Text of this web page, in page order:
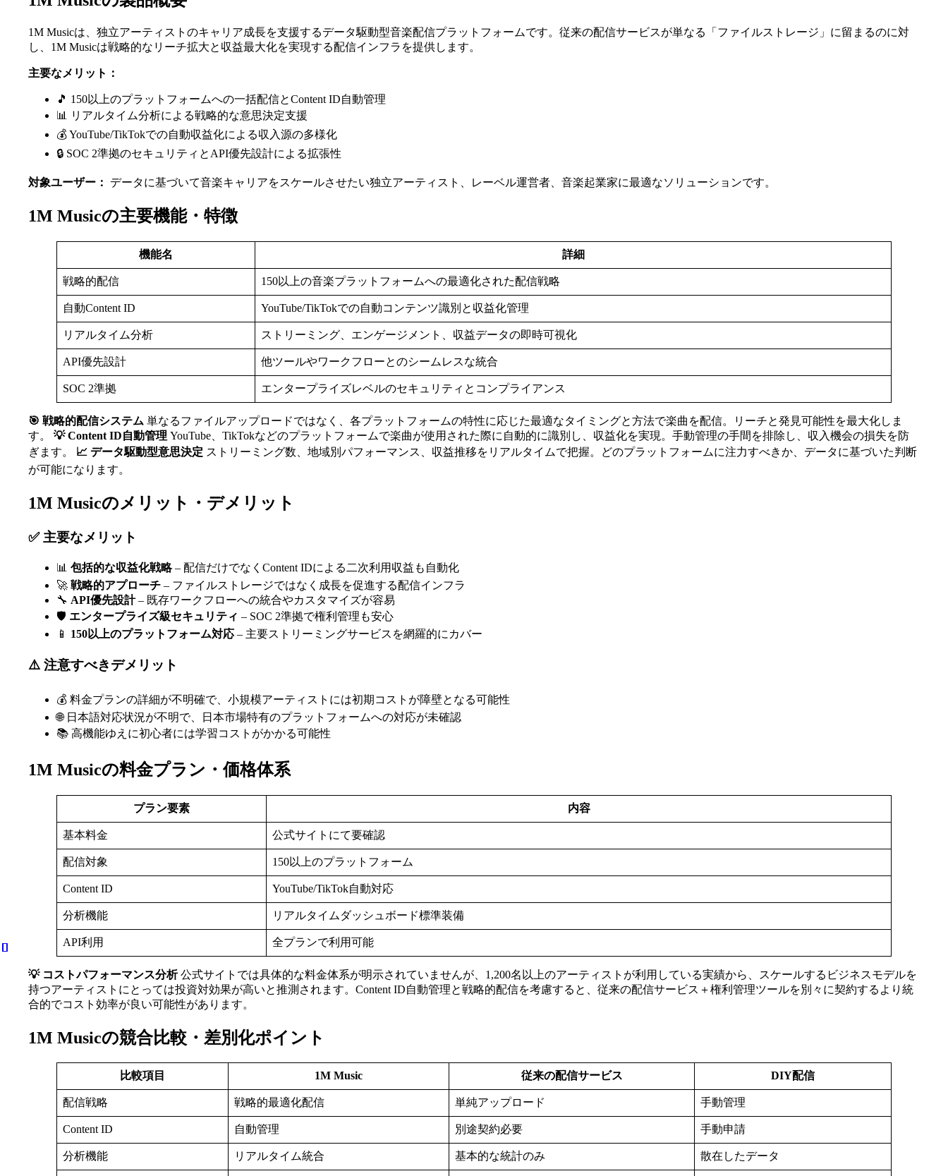
1M Musicは、独立アーティストのキャリア成長を支援するデータ駆動型音楽配信プラットフォームです。従来の配信サービスが単なる「ファイルストレージ」に留まるのに対
し、1M Musicは戦略的なリーチ拡大と収益最大化を実現する配信インフラを提供します。
主要なメリット：
🎵 150以上のプラットフォームへの一括配信とContent ID自動管理
📊 リアルタイム分析による戦略的な意思決定支援
💰 YouTube/TikTokでの自動収益化による収入源の多様化
🔒 SOC 2準拠のセキュリティとAPI優先設計による拡張性
対象ユーザー： データに基づいて音楽キャリアをスケールさせたい独立アーティスト、レーベル運営者、音楽起業家に最適なソリューションです。
1M Musicの主要機能・特徴
機能名 詳細
戦略的配信 150以上の音楽プラットフォームへの最適化された配信戦略
自動Content ID YouTube/TikTokでの自動コンテンツ識別と収益化管理
リアルタイム分析 ストリーミング、エンゲージメント、収益データの即時可視化
API優先設計 他ツールやワークフローとのシームレスな統合
SOC 2準拠 エンタープライズレベルのセキュリティとコンプライアンス
🎯 戦略的配信システム 単なるファイルアップロードではなく、各プラットフォームの特性に応じた最適なタイミングと方法で楽曲を配信。リーチと発見可能性を最大化しま
す。 💡 Content ID自動管理 YouTube、TikTokなどのプラットフォームで楽曲が使用された際に自動的に識別し、収益化を実現。手動管理の手間を排除し、収入機会の損失を防
ぎます。
📈 データ駆動型意思決定 ストリーミング数、地域別パフォーマンス、収益推移をリアルタイムで把握。どのプラットフォームに注力すべきか、データに基づいた判断
が可能になります。
1M Musicのメリット・デメリット
✅ 主要なメリット
📊 包括的な収益化戦略– 配信だけでなくContent IDによる二次利用収益も自動化
🚀 戦略的アプローチ – ファイルストレージではなく成長を促進する配信インフラ
🔧 API優先設計– 既存ワークフローへの統合やカスタマイズが容易
🛡️ エンタープライズ級セキュリティ – SOC 2準拠で権利管理も安心
📱 150以上のプラットフォーム対応 – 主要ストリーミングサービスを網羅的にカバー
⚠️ 注意すべきデメリット
💰 料金プランの詳細が不明確で、小規模アーティストには初期コストが障壁となる可能性
🌐 日本語対応状況が不明で、日本市場特有のプラットフォームへの対応が未確認
📚 高機能ゆえに初心者には学習コストがかかる可能性
1M Musicの料金プラン・価格体系
プラン要素 内容
基本料金 公式サイトにて要確認
配信対象 150以上のプラットフォーム
Content ID YouTube/TikTok自動対応
分析機能 リアルタイムダッシュボード標準装備
API利用 全プランで利用可能
💡 コストパフォーマンス分析公式サイトでは具体的な料金体系が明示されていませんが、1,200名以上のアーティストが利用している実績から、スケールするビジネスモデルを
持つアーティストにとっては投資対効果が高いと推測されます。Content ID自動管理と戦略的配信を考慮すると、従来の配信サービス＋権利管理ツールを別々に契約するより統
合的でコスト効率が良い可能性があります。
1M Musicの競合比較・差別化ポイント
比較項目 1M Music 従来の配信サービス DIY配信
配信戦略 戦略的最適化配信 単純アップロード 手動管理
Content ID 自動管理 別途契約必要 手動申請
分析機能 リアルタイム統合 基本的な統計のみ 散在したデータ